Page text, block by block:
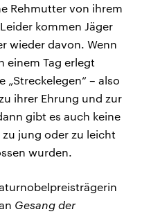
Rehmutter von ihrem
kommen Jäger
wieder davon. Wenn
einem Tag erlegt
„Streckelegen“ – also
ihrer Ehrung und zur
gibt es auch keine
jung oder zu leicht
wurden.
Gesang der